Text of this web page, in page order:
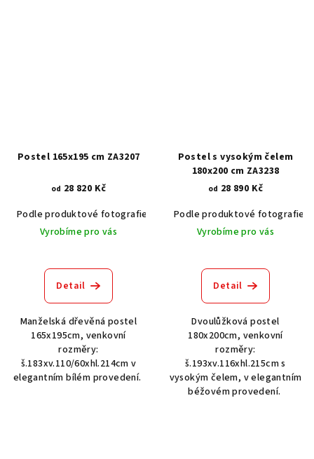
Postel 165x195 cm ZA3207
od 28 820 Kč
Podle produktové fotografie
Bílá Bílá s patinou BT9001-A6
Vyrobíme pro vás
Detail
Manželská dřevěná postel
165x195cm, venkovní
rozměry:
š.183xv.110/60xhl.214cm v
elegantním bílém provedení.
Postel s vysokým čelem
180x200 cm ZA3238
od 28 890 Kč
Podle produktové fotografie
Vyrobíme pro vás
Detail
Dvoulůžková postel
180x200cm, venkovní
rozměry:
š.193xv.116xhl.215cm s
vysokým čelem, v elegantním
béžovém provedení.